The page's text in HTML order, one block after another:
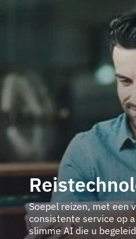
Soepel reizen, met een
consistente service op
slimme AI die u